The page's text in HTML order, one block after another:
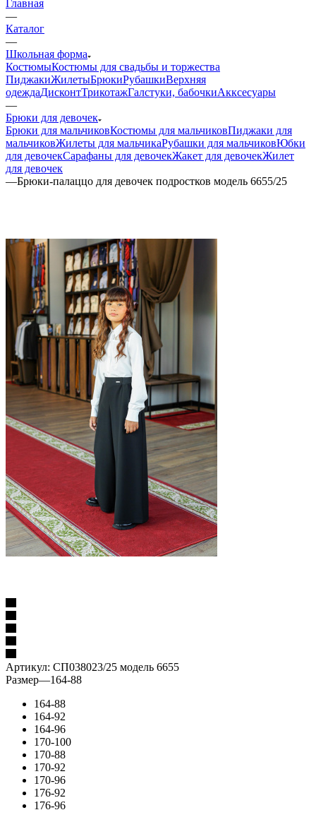
Главная
—
Каталог
—
Школьная форма
КостюмыКостюмы для свадьбы и торжества
ПиджакиЖилетыБрюкиРубашкиВерхняя
одеждаДисконтТрикотажГалстуки, бабочкиАкксесуары
—
Брюки для девочек
Брюки для мальчиковКостюмы для мальчиковПиджаки для
мальчиковЖилеты для мальчикаРубашки для мальчиковЮбки
для девочекСарафаны для девочекЖакет для девочекЖилет
для девочек
—Брюки-палаццо для девочек подростков модель 6655/25
Артикул: СП038023/25 модель 6655
Размер—164-88
164-88
164-92
164-96
170-100
170-88
170-92
170-96
176-92
176-96